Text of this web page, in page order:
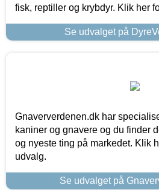
fisk, reptiller og krybdyr. Klik her
Se udvalget på
Gnaververdenen.dk har
kaniner og gnavere og du finder
og nyeste ting på markedet. Klik
udvalg.
Se udvalget på